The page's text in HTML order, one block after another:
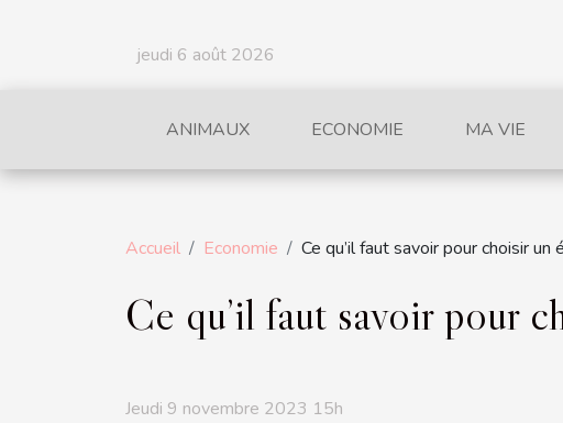
jeudi 6 août 2026
ANIMAUX ECONOMIE MA VIE
Accueil Economie Ce qu’il faut savoir pour choisir
Ce qu’il faut savoir pour
Jeudi 9 novembre 2023 15h